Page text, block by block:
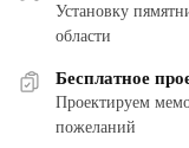
Установку
области
Бесплатное
Проектируем
пожеланий